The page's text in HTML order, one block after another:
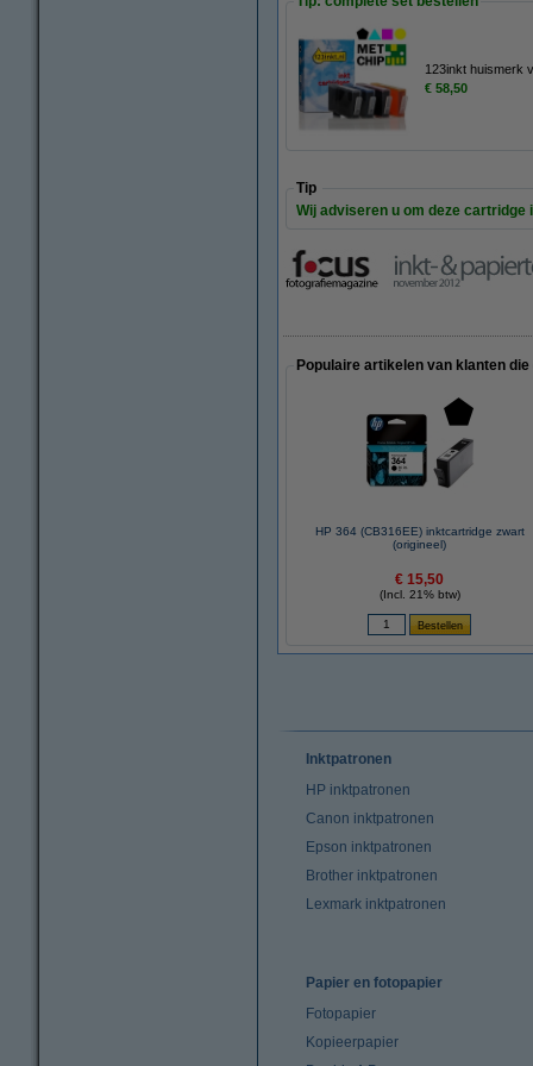
123inkt huismerk
€ 58,50
Tip
Wij adviseren u om deze cartridge
Populaire artikelen van klanten
HP 364 (CB316EE) inktcartridge zwart
(origineel)
€ 15,50
(Incl. 21% btw)
Inktpatronen
HP inktpatronen
Canon inktpatronen
Epson inktpatronen
Brother inktpatronen
Lexmark inktpatronen
Papier en fotopapier
Fotopapier
Kopieerpapier